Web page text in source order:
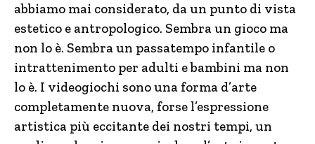
abbiamo mai considerato, da un punto di vista
estetico e antropologico. Sembra un gioco ma
non lo è. Sembra un passatempo infantile o
intrattenimento per adulti e bambini ma non
lo è. I videogiochi sono una forma d’arte
completamente nuova, forse l’espressione
artistica più eccitante dei nostri tempi, un